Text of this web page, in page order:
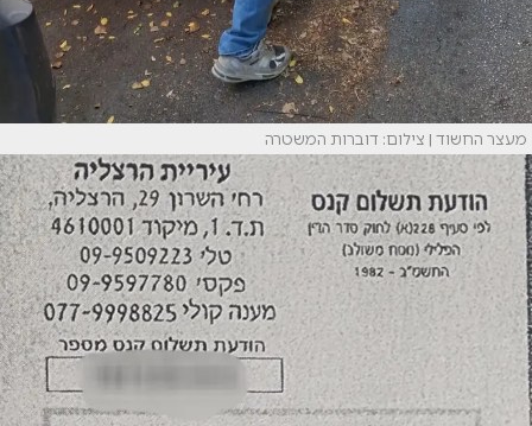
מעצר החשוד | צילום: דוברות המשטרה